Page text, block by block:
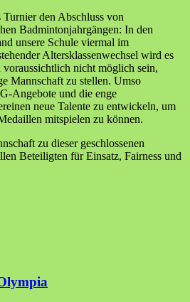
den Abschluss von
Badmintonjahrgängen: In den
unsere Schule viermal im
Altersklassenwechsel wird es
nicht möglich sein,
Mannschaft zu stellen. Umso
Angebote und die enge
neue Talente zu entwickeln, um
mitspielen zu können.
zu dieser geschlossenen
Beteiligten für Einsatz, Fairness und